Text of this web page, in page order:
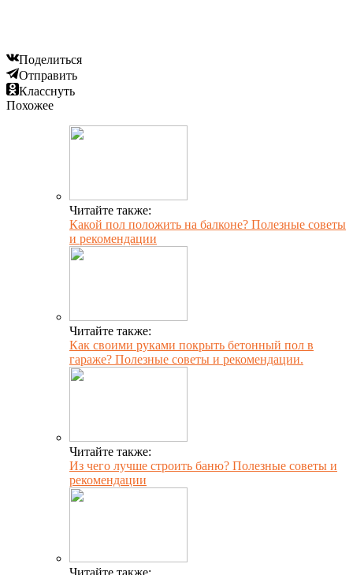
Поделиться
Отправить
Класснуть
Похожее
Читайте также:
Какой пол положить на балконе? Полезные советы
и рекомендации
Читайте также:
Как своими руками покрыть бетонный пол в
гараже? Полезные советы и рекомендации.
Читайте также:
Из чего лучше строить баню? Полезные советы и
рекомендации
Читайте также: